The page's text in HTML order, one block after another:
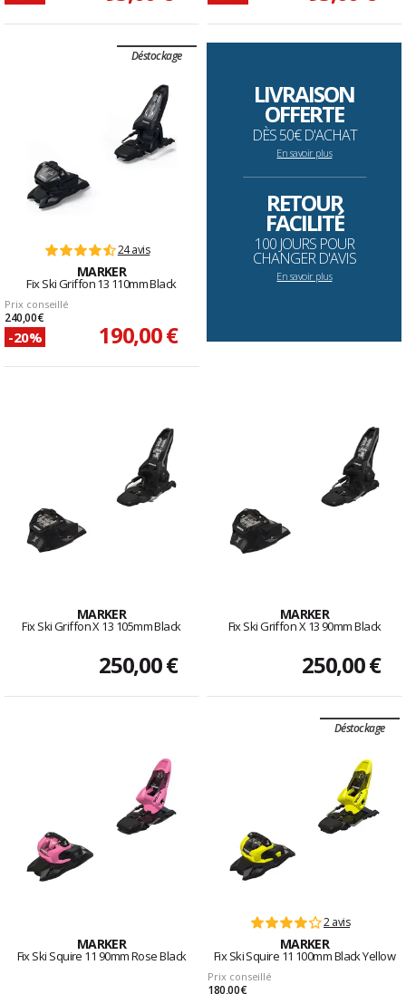
Déstockage
24 avis
MARKER
Fix Ski Griffon 13 110mm Black
Prix conseillé
240,00 €
-20% 190,00 €
LIVRAISON
OFFERTE
DÈS 50€ D'ACHAT
En savoir plus
--------------------------------------------------------------------
RETOUR
FACILITÉ
100 JOURS POUR
CHANGER D'AVIS
En savoir plus
MARKER
Fix Ski Griffon X 13 105mm Black
250,00 €
MARKER
Fix Ski Griffon X 13 90mm Black
250,00 €
MARKER
Fix Ski Squire 11 90mm Rose Black
Déstockage
2 avis
MARKER
Fix Ski Squire 11 100mm Black Yellow
Prix conseillé
180,00 €